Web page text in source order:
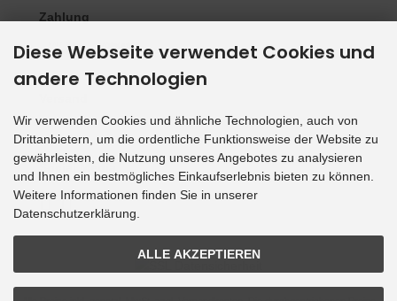
Zahlung
Social Media
Diese Webseite verwendet Cookies und
andere Technologien
Wir verwenden Cookies und ähnliche Technologien, auch von
Drittanbietern, um die ordentliche Funktionsweise der Website zu
gewährleisten, die Nutzung unseres Angebotes zu analysieren
und Ihnen ein bestmögliches Einkaufserlebnis bieten zu können.
Weitere Informationen finden Sie in unserer
Datenschutzerklärung.
ALLE AKZEPTIEREN